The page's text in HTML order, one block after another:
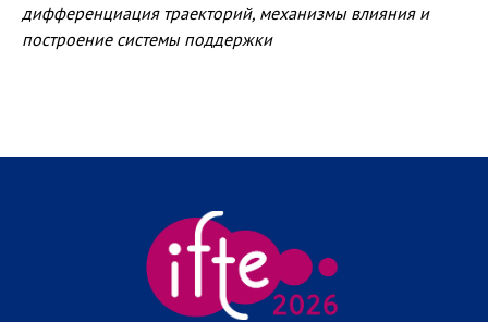
дифференциация траекторий, механизмы влияния и
построение системы поддержки